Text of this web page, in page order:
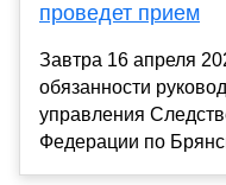
проведет прием
Завтра 16 апреля
обязанности
управления
Федерации по